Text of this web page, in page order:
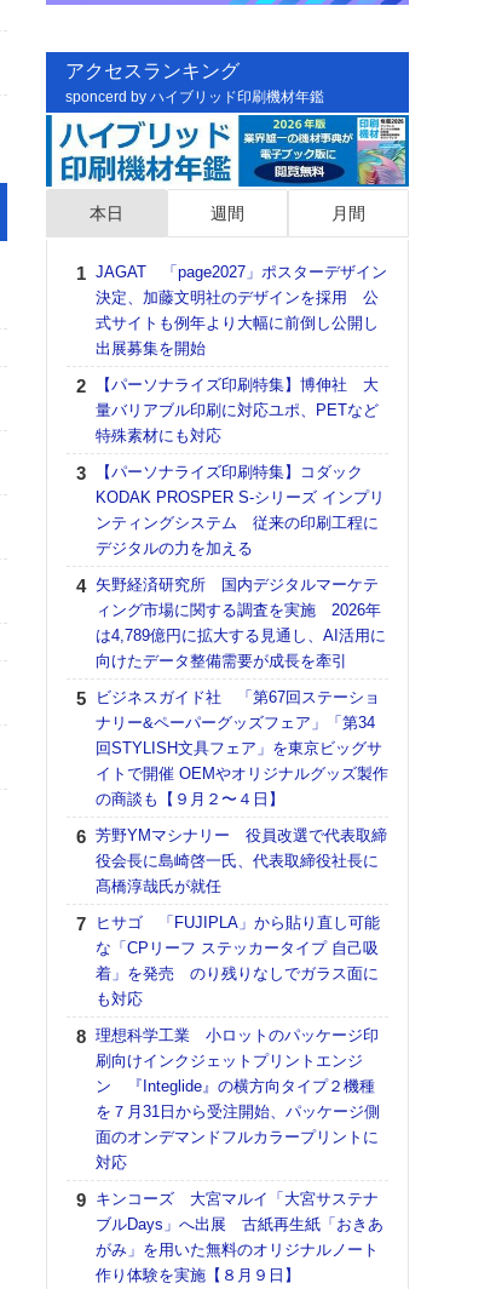
アクセスランキング
sponcerd by ハイブリッド印刷機材年鑑
本日 週間 月間
JAGAT 「page2027」ポスターデザイン
決定、加藤文明社のデザインを採用 公
式サイトも例年より大幅に前倒し公開し
出展募集を開始
【パーソナライズ印刷特集】博伸社 大
量バリアブル印刷に対応ユポ、PETなど
特殊素材にも対応
【パーソナライズ印刷特集】コダック
KODAK PROSPER S-シリーズ インプリ
ンティングシステム 従来の印刷工程に
デジタルの力を加える
矢野経済研究所 国内デジタルマーケテ
ィング市場に関する調査を実施 2026年
は4,789億円に拡大する見通し、AI活用に
向けたデータ整備需要が成長を牽引
ビジネスガイド社 「第67回ステーショ
ナリー&ペーパーグッズフェア」「第34
回STYLISH文具フェア」を東京ビッグサ
イトで開催 OEMやオリジナルグッズ製作
の商談も【９月２〜４日】
芳野YMマシナリー 役員改選で代表取締
役会長に島崎啓一氏、代表取締役社長に
髙橋淳哉氏が就任
ヒサゴ 「FUJIPLA」から貼り直し可能
な「CPリーフ ステッカータイプ 自己吸
着」を発売 のり残りなしでガラス面に
も対応
理想科学工業 小ロットのパッケージ印
刷向けインクジェットプリントエンジ
ン 『Integlide』の横方向タイプ２機種
を７月31日から受注開始、パッケージ側
面のオンデマンドフルカラープリントに
対応
キンコーズ 大宮マルイ「大宮サステナ
ブルDays」へ出展 古紙再生紙「おきあ
がみ」を用いた無料のオリジナルノート
作り体験を実施【８月９日】